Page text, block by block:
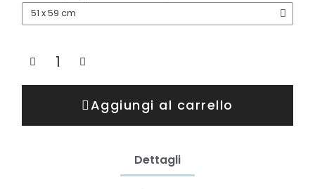
Aggiungi al carrello
Dettagli